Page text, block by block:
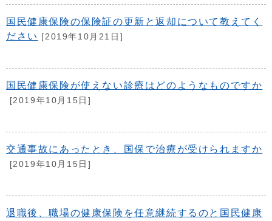
国民健康保険の保険証の更新と返却について教えてく
ださい [2019年10月21日]
国民健康保険が使えない診療はどのようなものですか
[2019年10月15日]
交通事故にあったとき、国保で治療が受けられますか
[2019年10月15日]
退職後、職場の健康保険を任意継続するのと国民健康